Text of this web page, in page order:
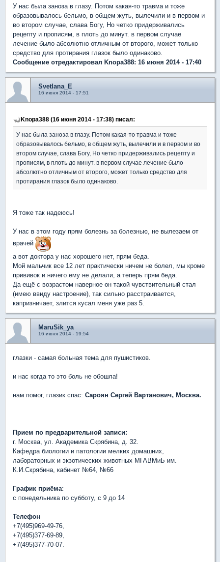
У нас была заноза в глазу. Потом какая-то травма и тоже
образовывалось бельмо, в общем жуть, вылечили и в первом и
во втором случае, слава Богу, Но четко придерживались
рецепту и прописям, в плоть до минут. в первом случае
лечение было абсолютно отличным от второго, может только
средство для протирания глазок было одинаково.
Сообщение отредактировал Knopa388: 16 июня 2014 - 17:40
Svetlana_E
16 июня 2014 - 17:51
Knopa388 (16 июня 2014 - 17:38) писал:
У нас была заноза в глазу. Потом какая-то травма и тоже
образовывалось бельмо, в общем жуть, вылечили и в первом и во
втором случае, слава Богу, Но четко придерживались рецепту и
прописям, в плоть до минут. в первом случае лечение было
абсолютно отличным от второго, может только средство для
протирания глазок было одинаково.
Я тоже так надеюсь!
У нас в этом году прям болезнь за болезнью, не вылезаем от
врачей
а вот доктора у нас хорошего нет, прям беда.
Мой мальчик все 12 лет практически ничем не болел, мы кроме
прививок и ничего ему не делали, а теперь прям беда.
Да ещё с возрастом наверное он такой чувствительный стал
(имею ввиду настроение), так сильно расстраивается,
капризничает, злится кусал меня уже раз 5.
MaruSik_ya
16 июня 2014 - 19:54
глазки - самая больная тема для пушистиков.
и нас когда то это боль не обошла!
нам помог, глазик спас: Сароян Сергей Вартанович, Москва.
Прием по предварительной записи:
г. Москва, ул. Академика Скрябина, д. 32.
Кафедра биологии и патологии мелких домашних,
лабораторных и экзотических животных МГАВМиБ им.
К.И.Скрябина, кабинет №64, №66
График приёма:
с понедельника по субботу, с 9 до 14
Телефон
+7(495)969-49-76,
+7(495)377-69-89,
+7(495)377-70-07.